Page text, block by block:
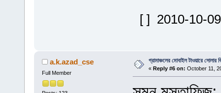
[ ] 2010-10-09
a.k.azad_cse
Full Member
গ্রামাঞ্চলের মোবাইল টাওয়ারে সোলার
« Reply #6 on: October 11,